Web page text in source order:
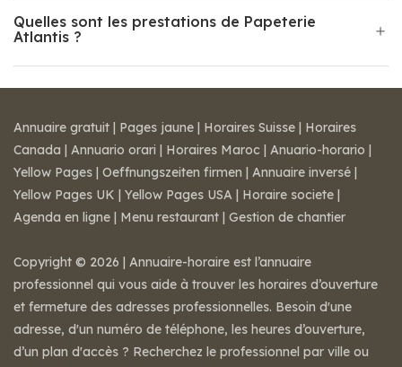
Quelles sont les prestations de Papeterie
Atlantis ?
Annuaire gratuit | Pages jaune | Horaires Suisse | Horaires
Canada | Annuario orari | Horaires Maroc | Anuario-horario |
Yellow Pages | Oeffnungszeiten firmen | Annuaire inversé |
Yellow Pages UK | Yellow Pages USA | Horaire societe |
Agenda en ligne | Menu restaurant | Gestion de chantier
Copyright © 2026 | Annuaire-horaire est l’annuaire
professionnel qui vous aide à trouver les horaires d’ouverture
et fermeture des adresses professionnelles. Besoin d'une
adresse, d'un numéro de téléphone, les heures d’ouverture,
d’un plan d'accès ? Recherchez le professionnel par ville ou